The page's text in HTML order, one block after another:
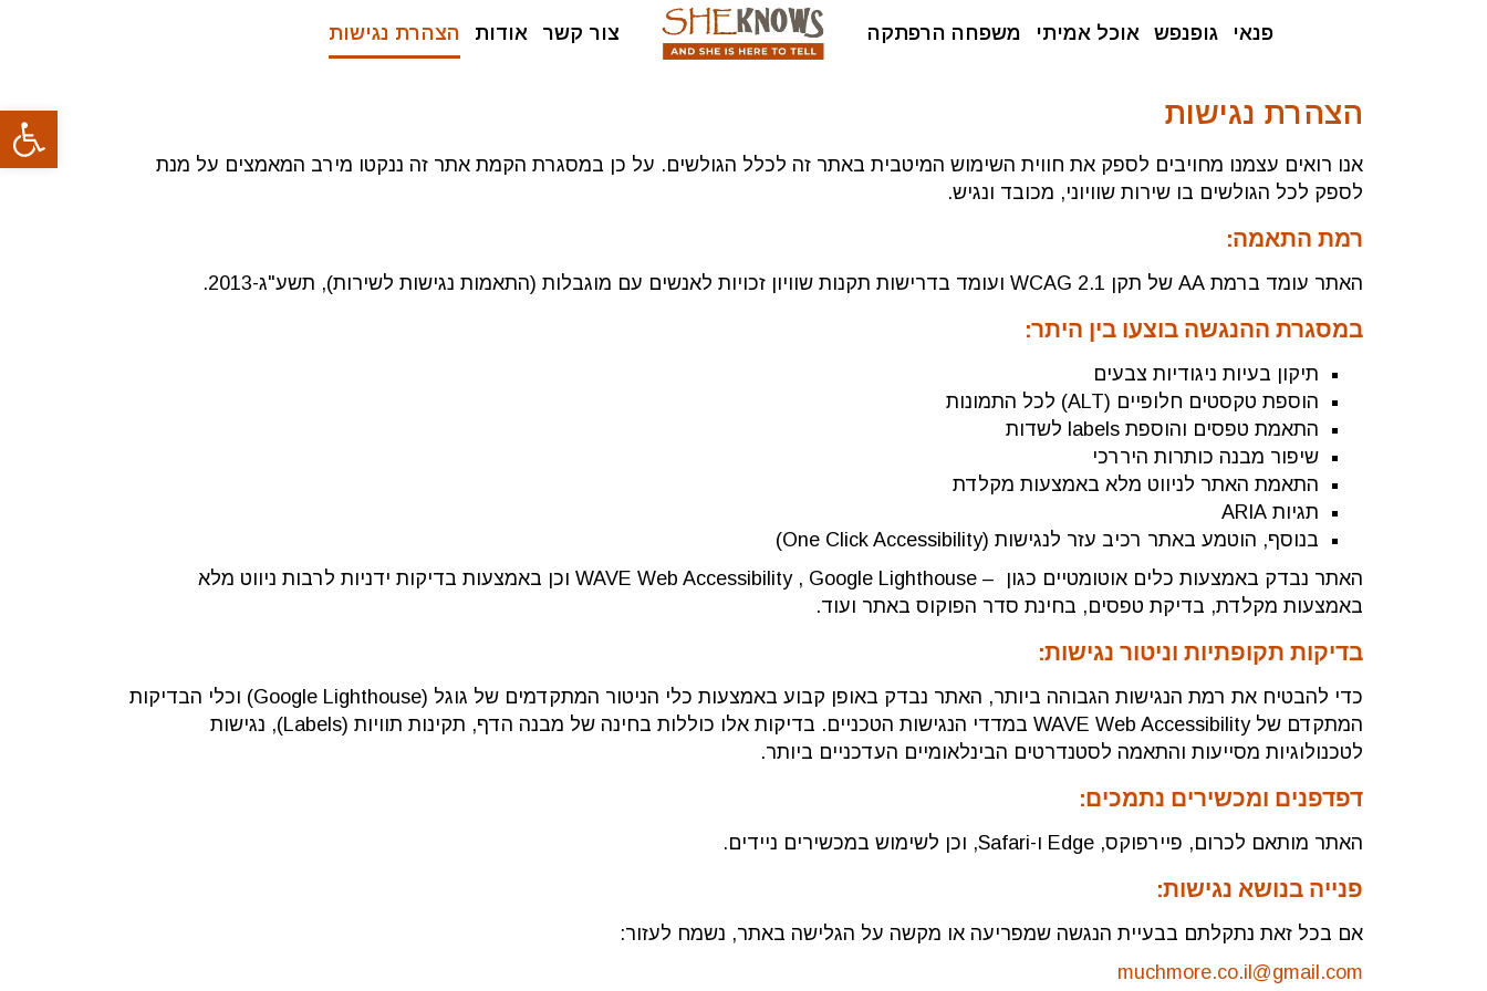
פתח
פנאי גופנפש אוכל אמיתי משפחה הרפתקה צור קשר אודות הצהרת נגישות
הצהרת נגישות
אנו רואים עצמנו מחויבים לספק את חווית השימוש המיטבית באתר זה לכלל הגולשים. על כן במסגרת הקמת אתר זה ננקטו מירב המאמצים על מנת
לספק לכל הגולשים בו שירות שוויוני, מכובד ונגיש.
רמת התאמה:
האתר עומד ברמת AA של תקן WCAG 2.1 ועומד בדרישות תקנות שוויון זכויות לאנשים עם מוגבלות (התאמות נגישות לשירות), תשע"ג-2013.
במסגרת ההנגשה בוצעו בין היתר:
תיקון בעיות ניגודיות צבעים
הוספת טקסטים חלופיים (ALT) לכל התמונות
התאמת טפסים והוספת labels לשדות
שיפור מבנה כותרות היררכי
התאמת האתר לניווט מלא באמצעות מקלדת
תגיות ARIA
בנוסף, הוטמע באתר רכיב עזר לנגישות (One Click Accessibility)
האתר נבדק באמצעות כלים אוטומטיים כגון – WAVE Web Accessibility , Google Lighthouse וכן באמצעות בדיקות ידניות לרבות ניווט מלא
באמצעות מקלדת, בדיקת טפסים, בחינת סדר הפוקוס באתר ועוד.
בדיקות תקופתיות וניטור נגישות:
כדי להבטיח את רמת הנגישות הגבוהה ביותר, האתר נבדק באופן קבוע באמצעות כלי הניטור המתקדמים של גוגל (Google Lighthouse) וכלי הבדיקות
המתקדם של WAVE Web Accessibility במדדי הנגישות הטכניים. בדיקות אלו כוללות בחינה של מבנה הדף, תקינות תוויות (Labels), נגישות
לטכנולוגיות מסייעות והתאמה לסטנדרטים הבינלאומיים העדכניים ביותר.
דפדפנים ומכשירים נתמכים:
האתר מותאם לכרום, פיירפוקס, Edge ו-Safari, וכן לשימוש במכשירים ניידים.
פנייה בנושא נגישות:
אם בכל זאת נתקלתם בבעיית הנגשה שמפריעה או מקשה על הגלישה באתר, נשמח לעזור:
muchmore.co.il@gmail.com